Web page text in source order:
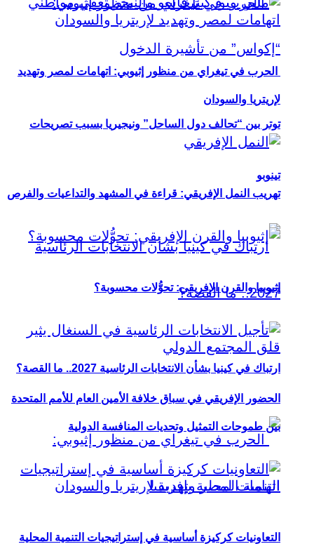
توتر بين “تحالف دول الساحل” ونيجيريا بسبب تصريحات
تينوبو
ارتباك في كينيا بشأن الانتخابات الرئاسية 2027.. ما القصة؟
الحرب في تيغراي من منظور إثيوبي: اتهامات لمصر وتهديد
لإريتريا والسودان
تهريب النمل الإفريقي: قراءة في المشهد والتداعيات والفرص
إثيوبيا والقرن الإفريقي: تحوُّلات محسوبة؟
الحضور الإفريقي في سباق خلافة الأمين العام للأمم المتحدة
بين طموحات التمثيل وتحديات المنافسة الدولية
التعاونيات كركيزة أساسية في إستراتيجيات التنمية المحلية